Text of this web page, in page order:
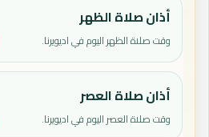
أذان صلاة الظهر
وقت صلاة الظهر اليوم في اديويرنا.
أذان صلاة العصر
وقت صلاة العصر اليوم في اديويرنا.